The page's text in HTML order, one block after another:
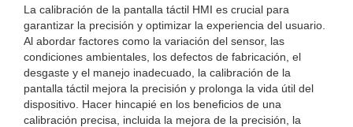
La calibración de la pantalla táctil HMI es crucial para
garantizar la precisión y optimizar la experiencia del usuario.
Al abordar factores como la variación del sensor, las
condiciones ambientales, los defectos de fabricación, el
desgaste y el manejo inadecuado, la calibración de la
pantalla táctil mejora la precisión y prolonga la vida útil del
dispositivo. Hacer hincapié en los beneficios de una
calibración precisa, incluida la mejora de la precisión, la